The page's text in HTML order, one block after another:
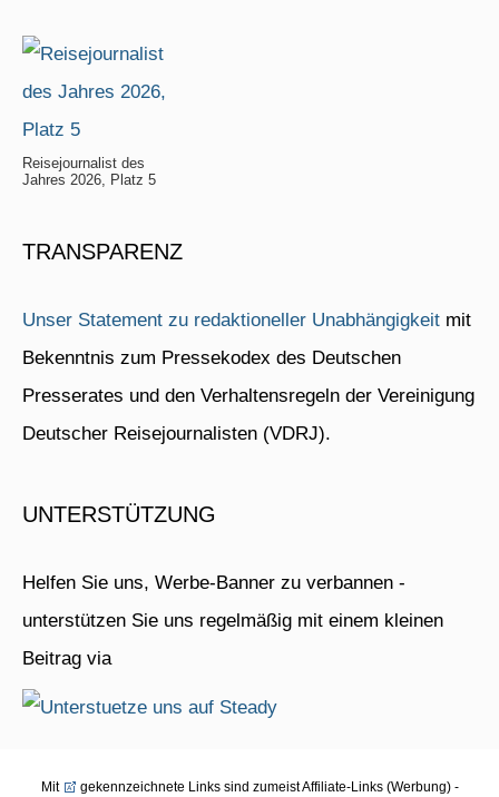
Reisejournalist des
Jahres 2026, Platz 5
TRANSPARENZ
Unser Statement zu redaktioneller Unabhängigkeit mit
Bekenntnis zum Pressekodex des Deutschen
Presserates und den Verhaltensregeln der Vereinigung
Deutscher Reisejournalisten (VDRJ).
UNTERSTÜTZUNG
Helfen Sie uns, Werbe-Banner zu verbannen -
unterstützen Sie uns regelmäßig mit einem kleinen
Beitrag via
Mit gekennzeichnete Links sind zumeist Affiliate-Links (Werbung) -